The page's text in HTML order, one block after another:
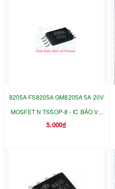
8205A FS8205A GM8205A 5A 20V
MOSFET N TSSOP-8 - IC BẢO VỆ
PIN LITHIUM
5.000₫